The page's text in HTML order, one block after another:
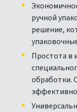
ручной
решение,
Простота в
обработки.
эффективно